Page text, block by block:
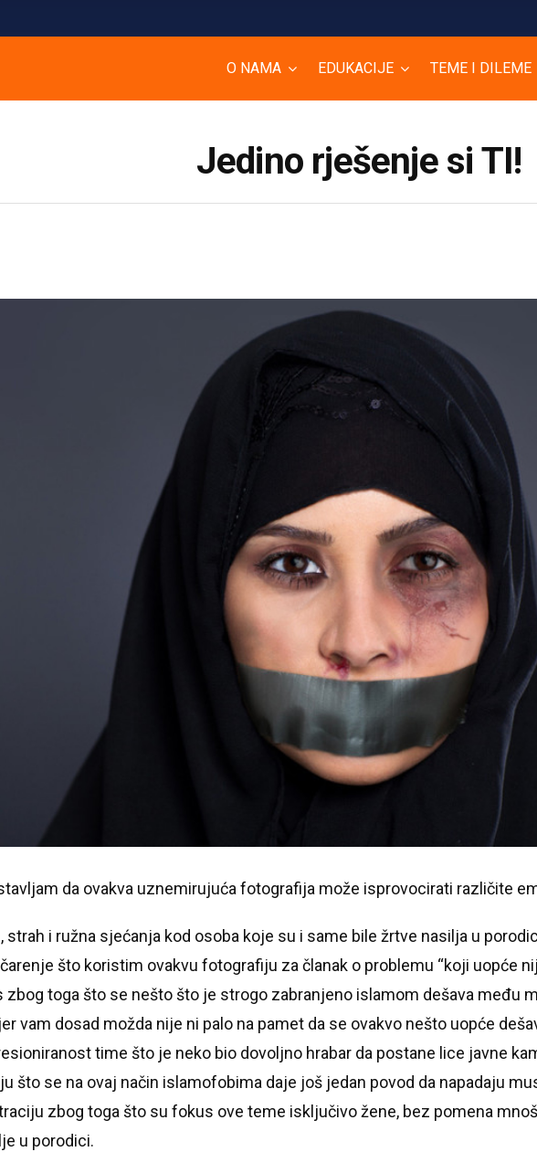
O NAMA EDUKACIJE TEME I DILEME
Jedino rješenje si TI!
da ovakva uznemirujuća fotografija može isprovocirati različite
strah i ružna sjećanja kod osoba koje su i same bile žrtve nasilja u
što koristim ovakvu fotografiju za članak o problemu “koji uopće
zbog toga što se nešto što je strogo zabranjeno islamom dešava među
vam dosad možda nije ni palo na pamet da se ovakvo nešto uopće
time što je neko bio dovoljno hrabar da postane lice javne
što se na ovaj način islamofobima daje još jedan povod da napadaju
zbog toga što su fokus ove teme isključivo žene, bez pomena
u porodici.